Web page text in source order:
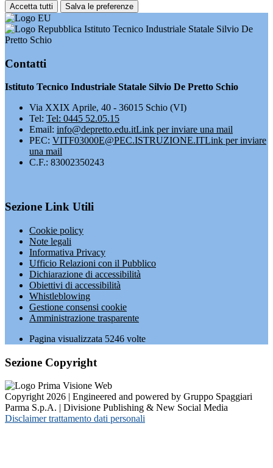
Accetta tutti Salva le preferenze
Istituto Tecnico Industriale Statale Silvio De
Pretto Schio
Contatti
Istituto Tecnico Industriale Statale Silvio De Pretto Schio
Via XXIX Aprile, 40 - 36015 Schio (VI)
Tel: Tel: 0445 52.05.15
Email: info@depretto.edu.itLink per inviare una mail
PEC: VITF03000E@PEC.ISTRUZIONE.ITLink per inviare
una mail
C.F.: 83002350243
Sezione Link Utili
Cookie policy
Note legali
Informativa Privacy
Ufficio Relazioni con il Pubblico
Dichiarazione di accessibilità
Obiettivi di accessibilità
Whistleblowing
Gestione consensi cookie
Amministrazione trasparente
Pagina visualizzata 5246 volte
Sezione Copyright
Copyright 2026 | Engineered and powered by Gruppo Spaggiari
Parma S.p.A. | Divisione Publishing & New Social Media
Disclaimer trattamento dati personali